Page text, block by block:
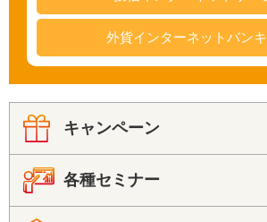
当金庫について
店舗・ATM
採用情報
外貨インターネットバン
キャンペーン
各種セミナー